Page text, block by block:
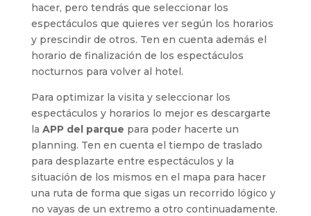
hacer, pero tendrás que seleccionar los
espectáculos que quieres ver según los horarios
y prescindir de otros. Ten en cuenta además el
horario de finalización de los espectáculos
nocturnos para volver al hotel.
Para optimizar la visita y seleccionar los
espectáculos y horarios lo mejor es descargarte
la APP del parque para poder hacerte un
planning. Ten en cuenta el tiempo de traslado
para desplazarte entre espectáculos y la
situación de los mismos en el mapa para hacer
una ruta de forma que sigas un recorrido lógico y
no vayas de un extremo a otro continuadamente.